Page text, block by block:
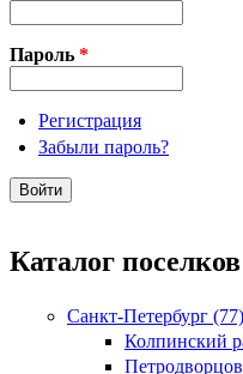
Пароль *
Регистрация
Забыли пароль?
Каталог поселков
Санкт-Петербург (77)
Колпинский